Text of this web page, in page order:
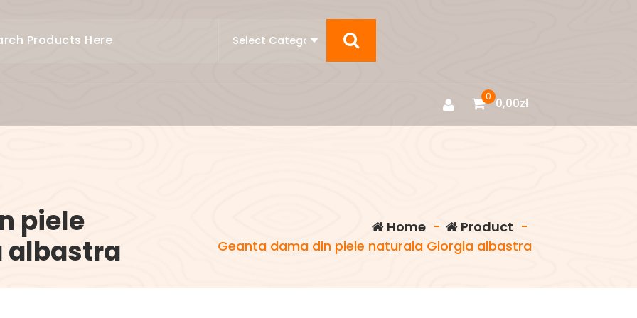
0 0,00zł
piele
albastra
Home - Product -
Geanta dama din piele naturala Giorgia albastra